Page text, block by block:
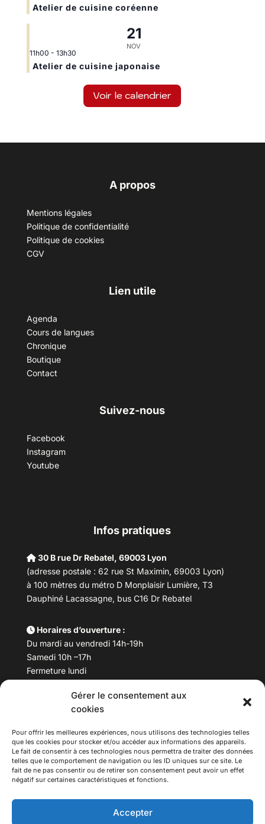
Gérer le consentement aux
cookies
Pour offrir les meilleures expériences, nous utilisons des technologies telles
que les cookies pour stocker et/ou accéder aux informations des appareils.
Le fait de consentir à ces technologies nous permettra de traiter des données
telles que le comportement de navigation ou les ID uniques sur ce site. Le
fait de ne pas consentir ou de retirer son consentement peut avoir un effet
négatif sur certaines caractéristiques et fonctions.
Accepter
Atelier de cuisine coréenne
21
NOV
11h00 - 13h30
Atelier de cuisine japonaise
Voir le calendrier
A propos
Mentions légales
Politique de confidentialité
Politique de cookies
CGV
Lien utile
Agenda
Cours de langues
Chronique
Boutique
Contact
Suivez-nous
Facebook
Instagram
Youtube
Infos pratiques
30 B rue Dr Rebatel, 69003 Lyon
(adresse postale : 62 rue St Maximin, 69003 Lyon)
à 100 mètres du métro D Monplaisir Lumière, T3
Dauphiné Lacassagne, bus C16 Dr Rebatel
Horaires d’ouverture :
Du mardi au vendredi 14h-19h
Samedi 10h –17h
Fermeture lundi
Téléphone : 04 78 53 06 40
maisondesculturesasiatiques@asiexpo.com